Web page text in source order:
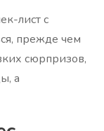
лист с
прежде чем
сюрпризов,
а